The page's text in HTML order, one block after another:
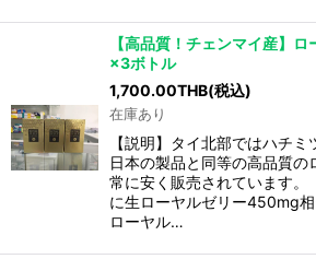
【高品質！チェンマイ産】
×3ボトル
1,700.00THB(税込)
在庫あり
【説明】タイ北部ではハチミ
日本の製品と同等の高品質の
常に安く販売されています。
に生ローヤルゼリー450mg
ローヤル…